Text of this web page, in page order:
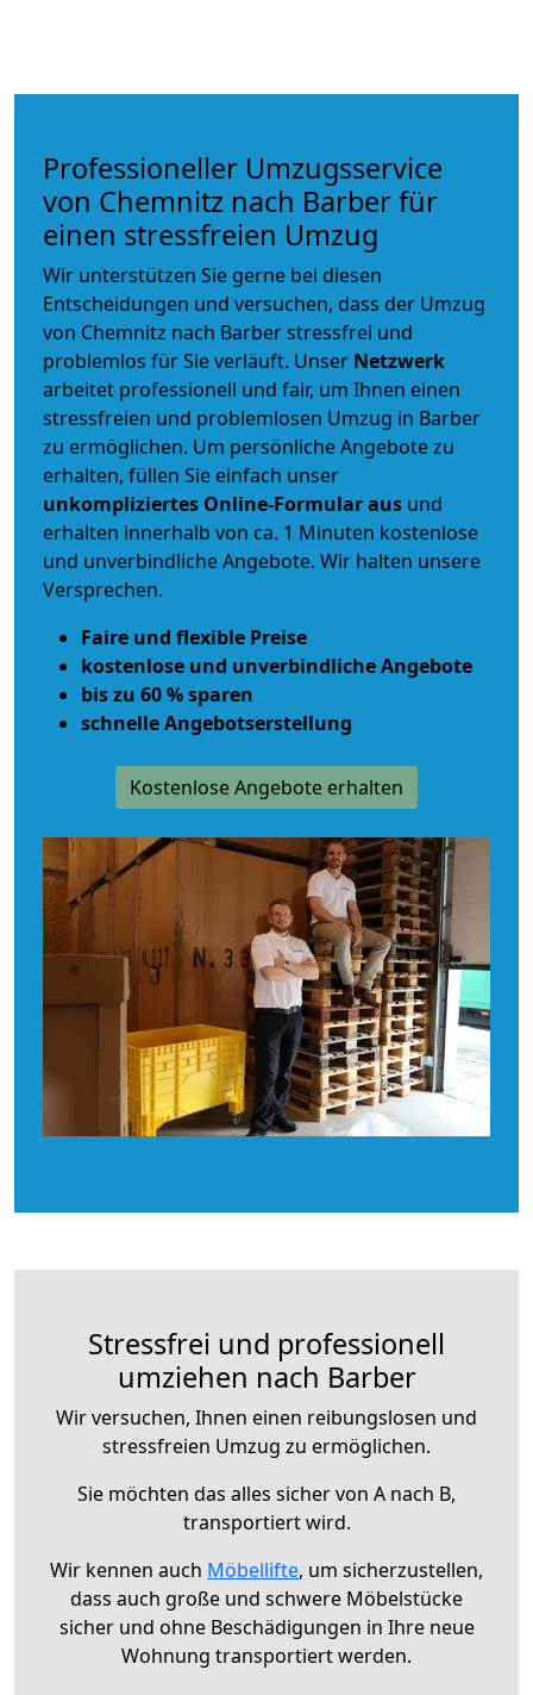
Professioneller Umzugsservice
von Chemnitz nach Barber für
einen stressfreien Umzug
Wir unterstützen Sie gerne bei diesen
Entscheidungen und versuchen, dass der Umzug
von Chemnitz nach Barber stressfrei und
problemlos für Sie verläuft. Unser Netzwerk
arbeitet professionell und fair, um Ihnen einen
stressfreien und problemlosen Umzug in Barber
zu ermöglichen. Um persönliche Angebote zu
erhalten, füllen Sie einfach unser
unkompliziertes Online-Formular aus und
erhalten innerhalb von ca. 1 Minuten kostenlose
und unverbindliche Angebote. Wir halten unsere
Versprechen.
Faire und flexible Preise
kostenlose und unverbindliche Angebote
bis zu 60 % sparen
schnelle Angebotserstellung
Kostenlose Angebote erhalten
Stressfrei und professionell
umziehen nach Barber
Wir versuchen, Ihnen einen reibungslosen und
stressfreien Umzug zu ermöglichen.
Sie möchten das alles sicher von A nach B,
transportiert wird.
Wir kennen auch Möbellifte, um sicherzustellen,
dass auch große und schwere Möbelstücke
sicher und ohne Beschädigungen in Ihre neue
Wohnung transportiert werden.